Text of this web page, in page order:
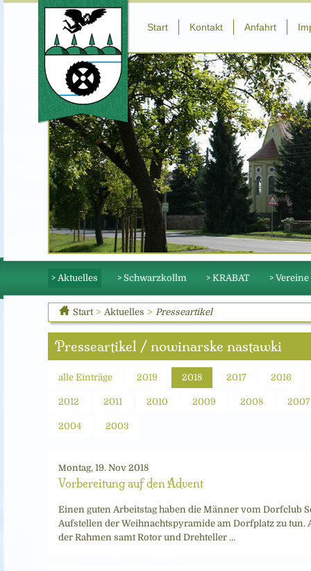
Start Kontakt Anfahrt
> Aktuelles > Schwarzkollm > KRABAT >
Start> Aktuelles > Presseartikel
Presseartikel / nowinarske nastawki
alle Einträge 2019 2018 2017 2016
2012 2011 2010 2009 2008 2007
2004 2003
Montag, 19. Nov 2018
Vorbereitung auf den Advent
Einen guten Arbeitstag haben die Männer vom Dorfclub
Aufstellen der Weihnachtspyramide am Dorfplatz zu tun.
der Rahmen samt Rotor und Drehteller …